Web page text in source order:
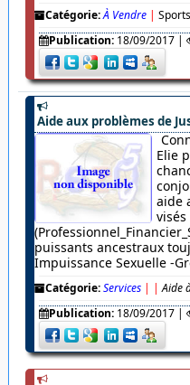
Catégorie:À Vendre |
Publication: 18/09/2017|
Aide aux problèmes de
Elie
aide
visés
puissants ancestraux
Impuissance Sexuelle -
Catégorie:Services | | Aide
Publication: 18/09/2017|